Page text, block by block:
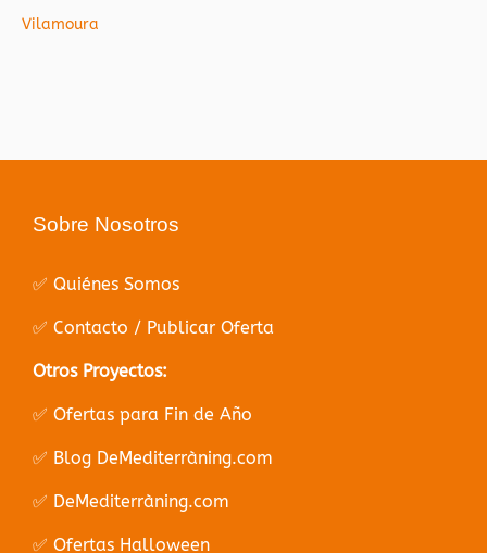
Vilamoura
Sobre Nosotros
✅ Quiénes Somos
✅ Contacto / Publicar Oferta
Otros Proyectos:
✅ Ofertas para Fin de Año
✅ Blog DeMediterràning.com
✅ DeMediterràning.com
✅ Ofertas Halloween